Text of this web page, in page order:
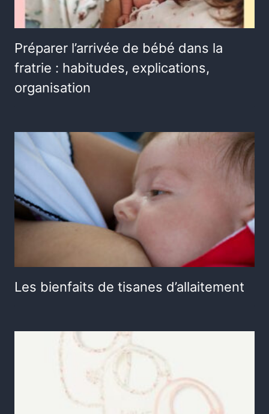
Préparer l’arrivée de bébé dans la
fratrie : habitudes, explications,
organisation
Les bienfaits de tisanes d’allaitement